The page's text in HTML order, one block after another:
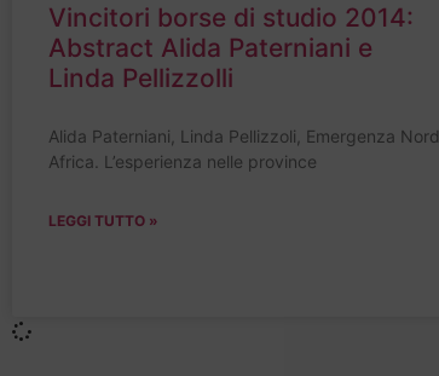
Vincitori borse di studio 2014:
Abstract Alida Paterniani e
Linda Pellizzolli
Alida Paterniani, Linda Pellizzoli, Emergenza Nord
Africa. L’esperienza nelle province
LEGGI TUTTO »